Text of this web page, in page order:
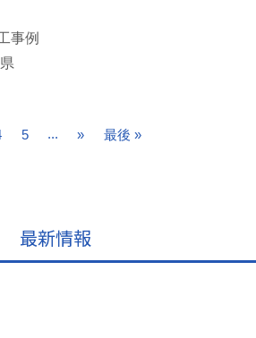
事例
5 ... » 最後 »
最新情報